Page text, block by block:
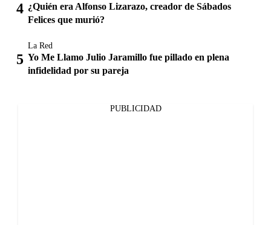
¿Quién era Alfonso Lizarazo, creador de Sábados
Felices que murió?
La Red
Yo Me Llamo Julio Jaramillo fue pillado en plena
infidelidad por su pareja
PUBLICIDAD